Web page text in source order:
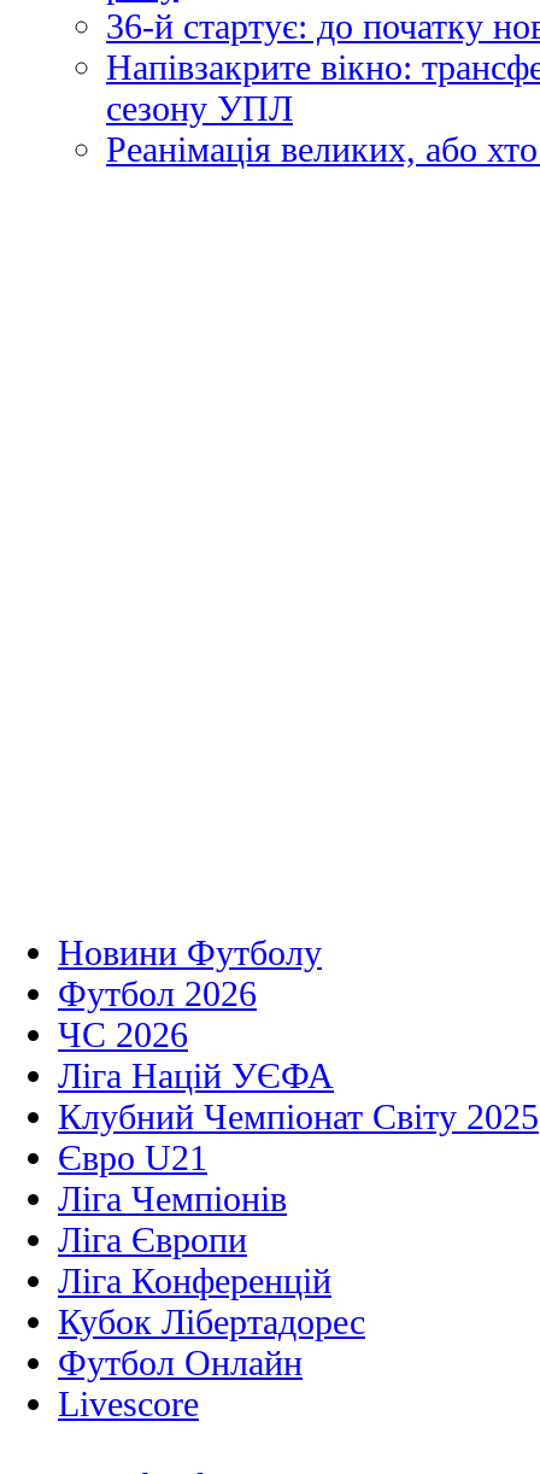
36-й стартує: до початку
Напівзакрите вікно:
сезону УПЛ
Реанімація великих, або
Новини Футболу
Футбол 2026
ЧС 2026
Ліга Націй УЄФА
Клубний Чемпіонат Світу 2025
Євро U21
Ліга Чемпіонів
Ліга Європи
Ліга Конференцій
Кубок Лібертадорес
Футбол Онлайн
Livescore